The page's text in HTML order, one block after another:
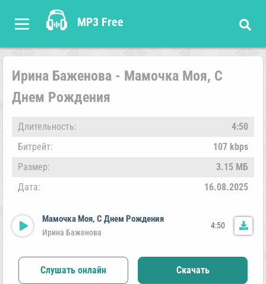
MP3 Free
Ирина Баженова - Мамочка Моя, С
Днем Рождения
Длительность:
4:50
Битрейт:
107 kbps
Размер:
3.15 МБ
Дата:
16.08.2025
Мамочка Моя, С Днем Рождения
Ирина Баженова
4:50
Слушать онлайн Скачать